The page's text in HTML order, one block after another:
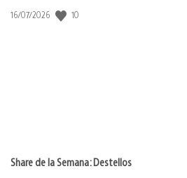
Fecha
16/07/2026 10
Share de la Semana: Destellos